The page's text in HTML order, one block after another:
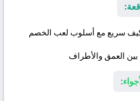
سريع مع أسلوب لعب الخصم
بين العمق والأطراف